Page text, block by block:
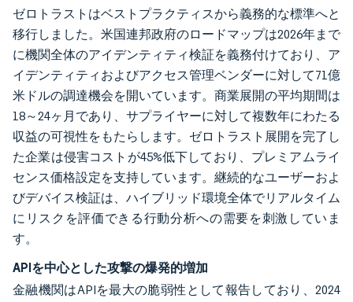
ゼロトラストはベストプラクティスから義務的な標準へと
移行しました。米国連邦政府のロードマップは2026年まで
に機関全体のアイデンティティ検証を義務付けており、ア
イデンティティおよびアクセス管理ベンダーに対して71億
米ドルの調達機会を開いています。商業展開の平均期間は
18～24ヶ月であり、サプライヤーに対して複数年にわたる
収益の可視性をもたらします。ゼロトラスト展開を完了し
た企業は侵害コストが45%低下しており、プレミアムライ
センス価格設定を支持しています。継続的なユーザーおよ
びデバイス検証は、ハイブリッド環境全体でリアルタイム
にリスクを評価できる行動分析への需要を刺激していま
す。
APIを中心とした攻撃の爆発的増加
金融機関はAPIを最大の脆弱性として報告しており、2024